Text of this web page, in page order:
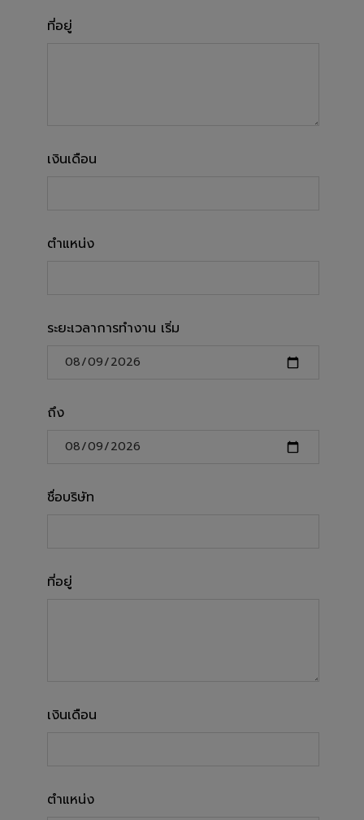
ที่อยู่
เงินเดือน
ตำแหน่ง
ระยะเวลาการทำงาน เริ่ม
ถึง
ชื่อบริษัท
ที่อยู่
เงินเดือน
ตำแหน่ง